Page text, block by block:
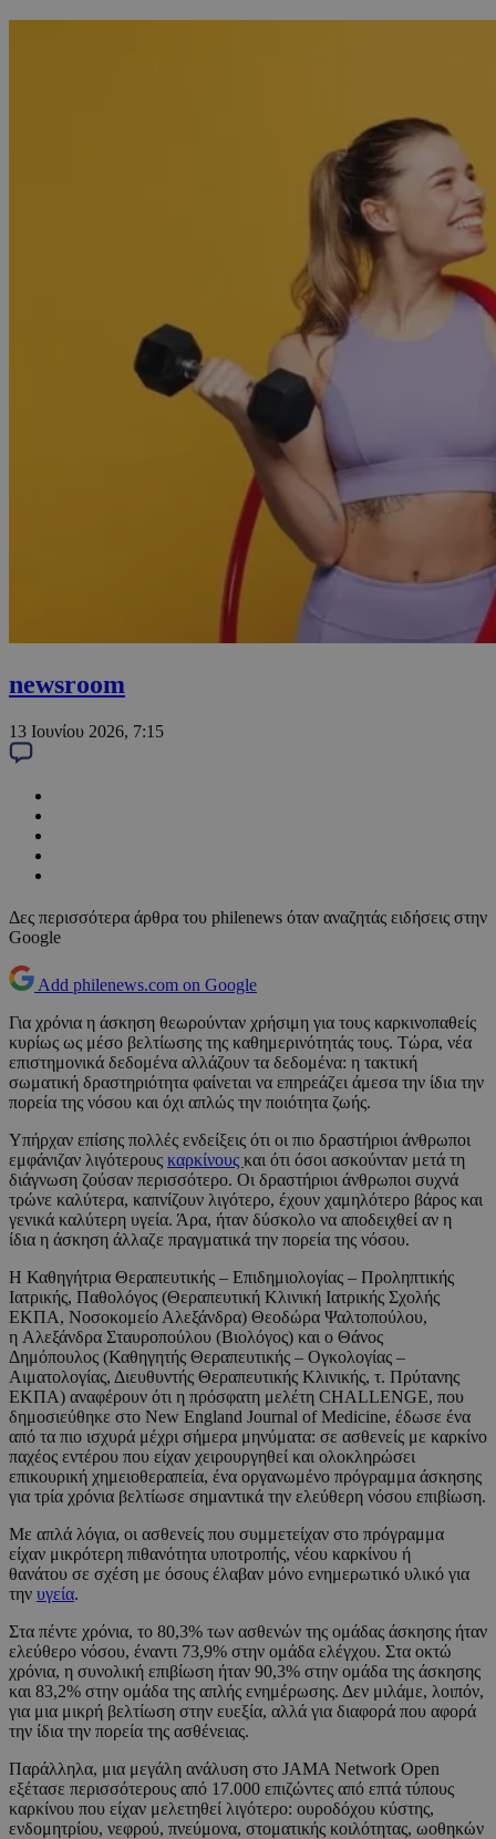
newsroom
13 Ιουνίου 2026, 7:15
Δες περισσότερα άρθρα του philenews όταν αναζητάς ειδήσεις στην
Google
Add philenews.com on Google
Για χρόνια η άσκηση θεωρούνταν χρήσιμη για τους καρκινοπαθείς
κυρίως ως μέσο βελτίωσης της καθημερινότητάς τους. Τώρα, νέα
επιστημονικά δεδομένα αλλάζουν τα δεδομένα: η τακτική
σωματική δραστηριότητα φαίνεται να επηρεάζει άμεσα την ίδια την
πορεία της νόσου και όχι απλώς την ποιότητα ζωής.
Υπήρχαν επίσης πολλές ενδείξεις ότι οι πιο δραστήριοι άνθρωποι
εμφάνιζαν λιγότερους καρκίνους και ότι όσοι ασκούνταν μετά τη
διάγνωση ζούσαν περισσότερο. Οι δραστήριοι άνθρωποι συχνά
τρώνε καλύτερα, καπνίζουν λιγότερο, έχουν χαμηλότερο βάρος και
γενικά καλύτερη υγεία. Άρα, ήταν δύσκολο να αποδειχθεί αν η
ίδια η άσκηση άλλαζε πραγματικά την πορεία της νόσου.
Η Καθηγήτρια Θεραπευτικής – Επιδημιολογίας – Προληπτικής
Ιατρικής, Παθολόγος (Θεραπευτική Κλινική Ιατρικής Σχολής
ΕΚΠΑ, Νοσοκομείο Αλεξάνδρα) Θεοδώρα Ψαλτοπούλου,
η Αλεξάνδρα Σταυροπούλου (Βιολόγος) και ο Θάνος
Δημόπουλος (Καθηγητής Θεραπευτικής – Ογκολογίας –
Αιματολογίας, Διευθυντής Θεραπευτικής Κλινικής, τ. Πρύτανης
ΕΚΠΑ) αναφέρουν ότι η πρόσφατη μελέτη CHALLENGE, που
δημοσιεύθηκε στο New England Journal of Medicine, έδωσε ένα
από τα πιο ισχυρά μέχρι σήμερα μηνύματα: σε ασθενείς με καρκίνο
παχέος εντέρου που είχαν χειρουργηθεί και ολοκληρώσει
επικουρική χημειοθεραπεία, ένα οργανωμένο πρόγραμμα άσκησης
για τρία χρόνια βελτίωσε σημαντικά την ελεύθερη νόσου επιβίωση.
Με απλά λόγια, οι ασθενείς που συμμετείχαν στο πρόγραμμα
είχαν μικρότερη πιθανότητα υποτροπής, νέου καρκίνου ή
θανάτου σε σχέση με όσους έλαβαν μόνο ενημερωτικό υλικό για
την υγεία.
Στα πέντε χρόνια, το 80,3% των ασθενών της ομάδας άσκησης ήταν
ελεύθερο νόσου, έναντι 73,9% στην ομάδα ελέγχου. Στα οκτώ
χρόνια, η συνολική επιβίωση ήταν 90,3% στην ομάδα της άσκησης
και 83,2% στην ομάδα της απλής ενημέρωσης. Δεν μιλάμε, λοιπόν,
για μια μικρή βελτίωση στην ευεξία, αλλά για διαφορά που αφορά
την ίδια την πορεία της ασθένειας.
Παράλληλα, μια μεγάλη ανάλυση στο JAMA Network Open
εξέτασε περισσότερους από 17.000 επιζώντες από επτά τύπους
καρκίνου που είχαν μελετηθεί λιγότερο: ουροδόχου κύστης,
ενδομητρίου, νεφρού, πνεύμονα, στοματικής κοιλότητας, ωοθηκών